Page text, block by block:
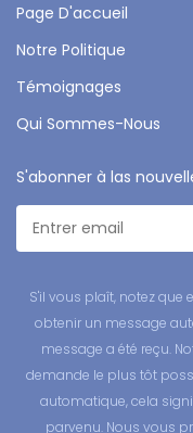
Page D'accueil
Notre Politique
Témoignages
Qui Sommes-Nous
S'abonner à las
S'il vous plaît, notez que
obtenir un message
message a été reçu.
demande le plus tôt
automatique, cela
parvenu. Nous vous